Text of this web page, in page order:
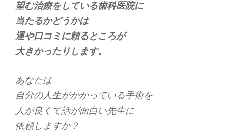
望む治療をしている歯科医院に
当たるかどうかは
運や口コミに頼るところが
大きかったりします。
あなたは
自分の人生がかかっている手術を
人が良くて話が面白い先生に
依頼しますか？